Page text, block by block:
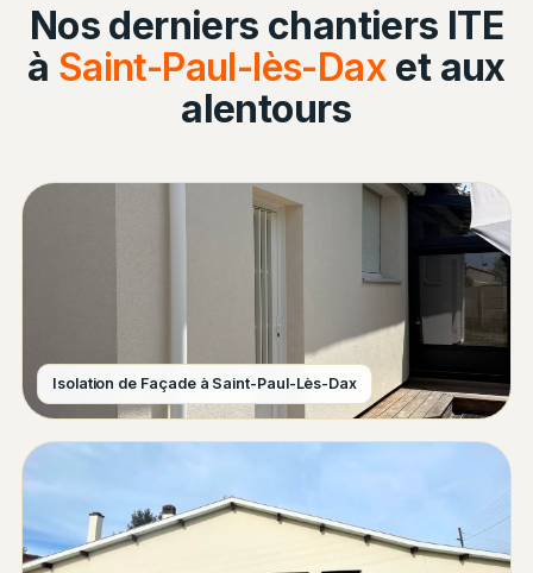
Nos derniers chantiers ITE
à Saint-Paul-lès-Dax et aux
alentours
Isolation de Façade à Saint-Paul-Lès-Dax